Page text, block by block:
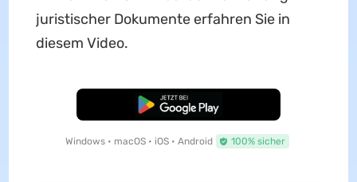
juristischer Dokumente erfahren Sie in
diesem Video.
Kostenloser Download
Windows • macOS • iOS • Android 100% sicher